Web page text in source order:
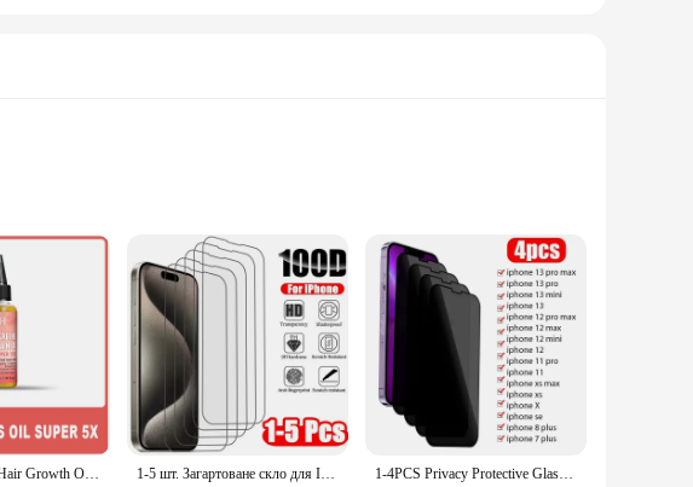
The soft, breathable fabric is designed to keep you cool and dry, while the
or simply looking for extra protection, this underwear is engineered to
for ease of movement, making it suitable for a variety of activities.
your day with confidence. The sets available for sale provide an economical
Batana Super 5x Hair Growth Oil Chebe Butter Hair Mask Rosemary Hair Regrowth Serum Fenugreek Seed Regrowth Thicken Oil Amla Oil 1-5 шт. Загартоване скло для IPhone 16 15 14 13 12 11 Pro Max Захисне скло для IPhone 7 8 SE X XS XR Захисна скляна плівка 1-4PCS Privacy Protective Glass for IPhone 11 13 12 Pro Max Mini Anti-spy Screen Protector on IPhone 7 8 6 Plus XS X XR